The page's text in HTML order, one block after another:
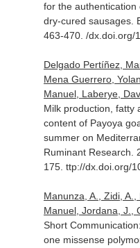
for the authentication
dry-cured sausages.
463-470. /dx.doi.org/
Delgado Pertíñez,
Mena Guerrero,
Manuel, Laberye,
Milk production, fatty
content of Payoya
summer on
Ruminant Research
175. ttp://dx.doi.org/
Manunza, A., Zidi,
Manuel, Jordana, J.,
Short
one missense